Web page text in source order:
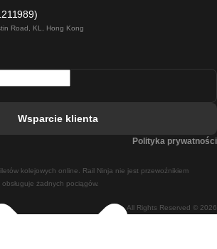
Pociąg Rzym - Neapol
Pociąg Madryt - Lizbona
Pociąg Madryt - Barcelona
Road, KL, Hong Kong
All Rights Reserved © 2026
kolejowych online. Rail Ninja nie jest przewoźnikiem
żadnych pociągów.
Wsparcie klienta
Polityka prywatności